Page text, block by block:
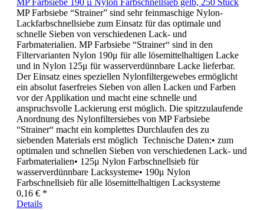
MP Farbsiebe 190 µ Nylon Farbschnellsieb gelb, 250 Stück
MP Farbsiebe “Strainer” sind sehr feinmaschige Nylon-
Lackfarbschnellsiebe zum Einsatz für das optimale und
schnelle Sieben von verschiedenen Lack- und
Farbmaterialien. MP Farbsiebe “Strainer“ sind in den
Filtervarianten Nylon 190μ für alle lösemittelhaltigen Lacke
und in Nylon 125μ für wasserverdünnbare Lacke lieferbar.
Der Einsatz eines speziellen Nylonfiltergewebes ermöglicht
ein absolut faserfreies Sieben von allen Lacken und Farben
vor der Applikation und macht eine schnelle und
anspruchsvolle Lackierung erst möglich. Die spitzzulaufende
Anordnung des Nylonfiltersiebes von MP Farbsiebe
“Strainer“ macht ein komplettes Durchlaufen des zu
siebenden Materials erst möglich Technische Daten:• zum
optimalen und schnellen Sieben von verschiedenen Lack- und
Farbmaterialien• 125μ Nylon Farbschnellsieb für
wasserverdünnbare Lacksysteme• 190μ Nylon
Farbschnellsieb für alle lösemittelhaltigen Lacksysteme
0,16 € *
Details